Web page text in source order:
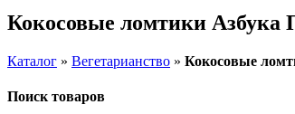
Кокосовые ломтики Азбука
Каталог » Вегетарианство » Кокосовые
Поиск товаров